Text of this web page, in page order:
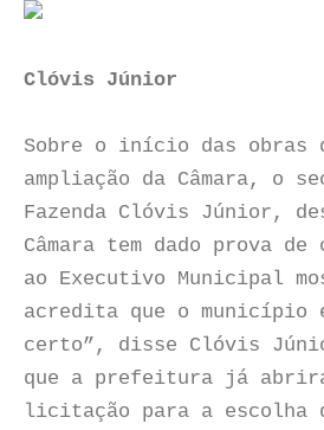
Clóvis Júnior
Sobre o início das obras
ampliação da Câmara, o
Fazenda Clóvis Júnior,
Câmara tem dado prova
ao Executivo Municipal
acredita que o município
certo”, disse Clóvis
que a prefeitura já
licitação para a escolha